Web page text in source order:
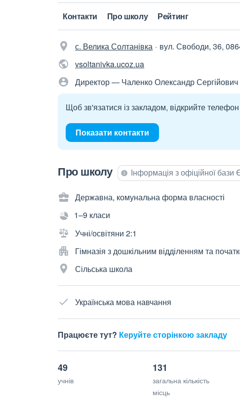
Контакти Про школу Рейтинг
с. Велика Солтанівка вул. Свободи, 36,
vsoltanivka.ucoz.ua
Директор — Чаленко Олександр Сергійович
Щоб зв'язатися із закладом, відкрийте
Показати контакти
Про школу Інформація з офіційної
Державна, комунальна форма власності
1–9 класи
Учні/освітяни 2:1
Гімназія з дошкільним відділенням та
Сільська школа
Українська мова навчання
Працюєте тут? Керуйте сторінкою закладу
49
учнів
131
загальна кількість
місць